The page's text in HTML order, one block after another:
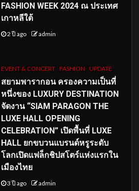
FASHION WEEK 2024 ณ ประเทศ
เกาหลีใต้
2 ปี ago admin
EVENT & CONCERT FASHION UPDATE
สยามพารากอน ครองความเป็นที่
หนึ่งของ LUXURY DESTINATION
จัดงาน “SIAM PARAGON THE
LUXE HALL OPENING
CELEBRATION” เปิดพื้นที่ LUXE
HALL ยกขบวนแบรนด์หรูระดับ
โลกเปิดแฟล็กชิปสโตร์แห่งแรกใน
เมืองไทย
3 ปี ago admin